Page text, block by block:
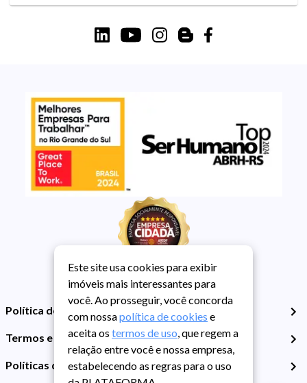
Política de Privacidade
Termos e Condições de Uso
Políticas de Cookies
Este site usa cookies para exibir
imóveis mais interessantes para
você. Ao prosseguir, você concorda
com nossapolítica de cookies e
aceita os termos de uso, que regem a
relação entre você e nossa empresa,
estabelecendo as regras para o uso